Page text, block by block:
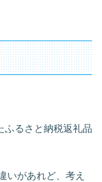
ふるさと納税返礼品
いがあれど、考え